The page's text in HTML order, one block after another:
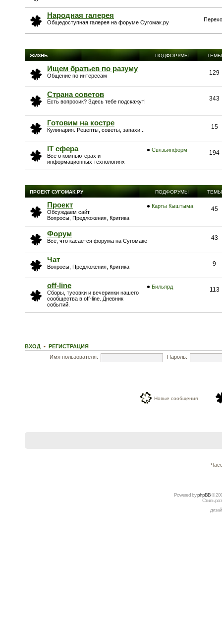
Народная галерея
Общедоступная галерея на форуме Сугомак.ру
ЖИЗНЬ ПОДФОРУМЫ ТЕМЫ
Ищем братьев по разуму
Общение по интересам 129
Страна советов
Есть вопросик? Здесь тебе подскажут! 343
Готовим на костре
Кулинария. Рецепты, советы, запахи... 15
IT сфера
Все о компьютерах и
информационных технологиях
Связьинформ 194
ПРОЕКТ СУГОМАК.РУ ПОДФОРУМЫ ТЕМЫ
Проект
Обсуждаем сайт.
Вопросы, Предложения, Критика
Карты Кыштыма 45
Форум
Всё, что касается форума на Сугомаке 43
Чат
Вопросы, Предложения, Критика 9
off-line
Сборы, тусовки и вечеринки нашего
сообщества в off-line. Дневник
событий.
Бильярд 113
ВХОД • РЕГИСТРАЦИЯ
Имя пользователя:
Пароль:
Новые сообщения
Powered byрhрBВ©
Стиль